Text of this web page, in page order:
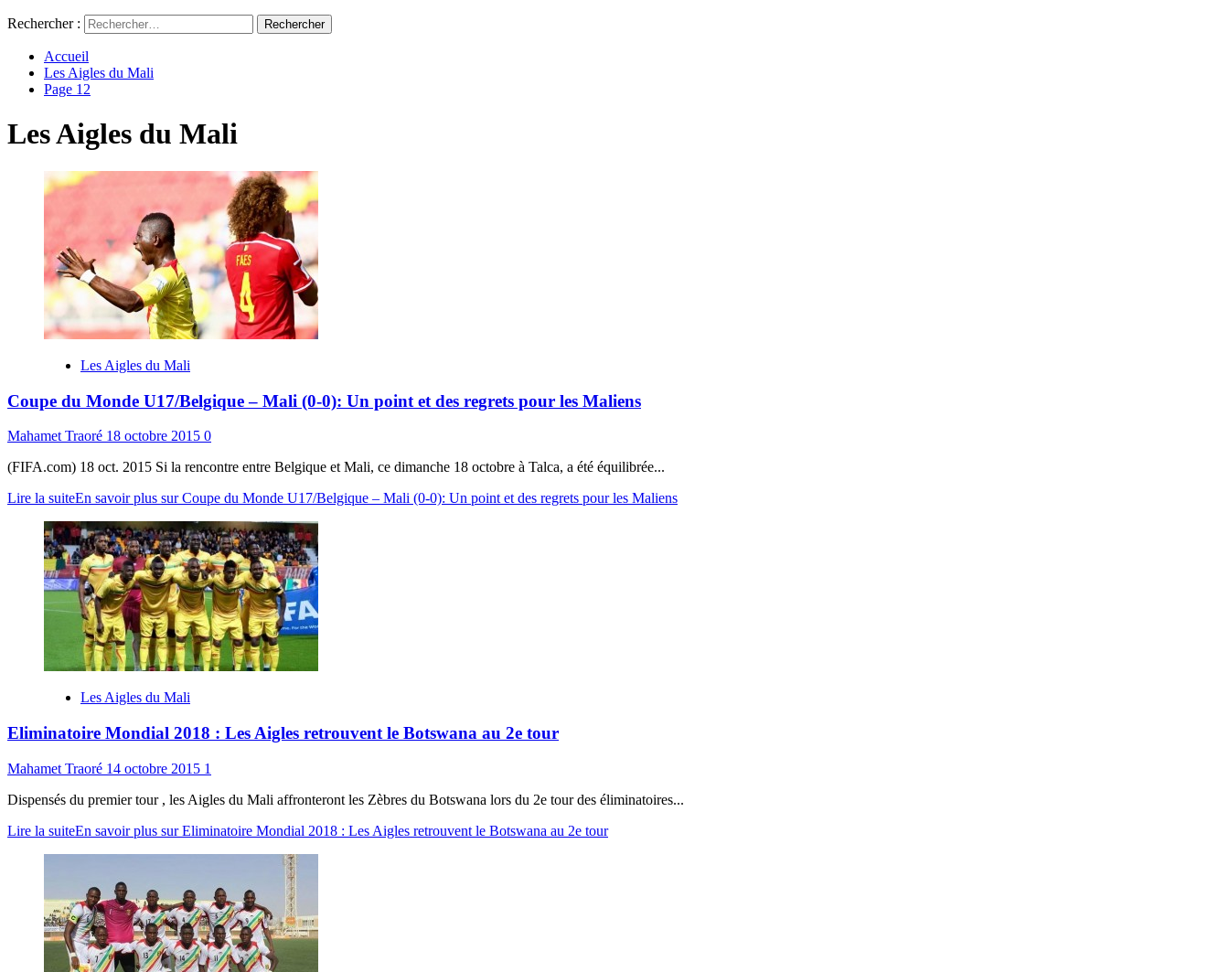
Rechercher :
Accueil
Les Aigles du Mali
Page 12
Les Aigles du Mali
Les Aigles du Mali
Coupe du Monde U17/Belgique – Mali (0-0): Un point et des regrets pour les Maliens
Mahamet Traoré 18 octobre 2015 0
(FIFA.com) 18 oct. 2015 Si la rencontre entre Belgique et Mali, ce dimanche 18 octobre à Talca, a été équilibrée...
Lire la suiteEn savoir plus sur Coupe du Monde U17/Belgique – Mali (0-0): Un point et des regrets pour les Maliens
Les Aigles du Mali
Eliminatoire Mondial 2018 : Les Aigles retrouvent le Botswana au 2e tour
Mahamet Traoré 14 octobre 2015 1
Dispensés du premier tour , les Aigles du Mali affronteront les Zèbres du Botswana lors du 2e tour des éliminatoires...
Lire la suiteEn savoir plus sur Eliminatoire Mondial 2018 : Les Aigles retrouvent le Botswana au 2e tour